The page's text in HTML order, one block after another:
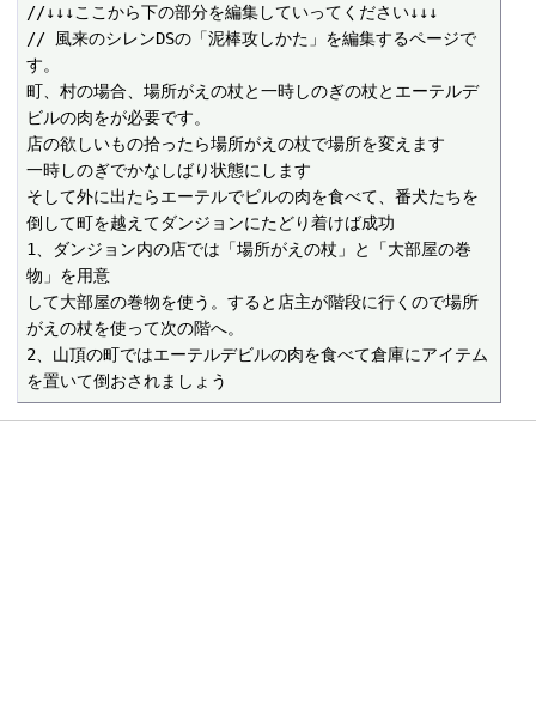
//↓↓↓ここから下の部分を編集していってください↓↓↓
// 風来のシレンDSの「泥棒攻しかた」を編集するページで
す。
町、村の場合、場所がえの杖と一時しのぎの杖とエーテルデ
ビルの肉をが必要です。
店の欲しいもの拾ったら場所がえの杖で場所を変えます
一時しのぎでかなしばり状態にします
そして外に出たらエーテルでビルの肉を食べて、番犬たちを
倒して町を越えてダンジョンにたどり着けば成功
1、ダンジョン内の店では「場所がえの杖」と「大部屋の巻
物」を用意
して大部屋の巻物を使う。すると店主が階段に行くので場所
がえの杖を使って次の階へ。
2、山頂の町ではエーテルデビルの肉を食べて倉庫にアイテム